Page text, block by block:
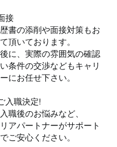
接
書の添削や面接対策もお
頂いております。
に、実際の雰囲気の確認
条件の交渉などもキャリ
にお任せ下さい。
入職決定!
職後のお悩みなど、
アパートナーがサポート
ご安心ください。